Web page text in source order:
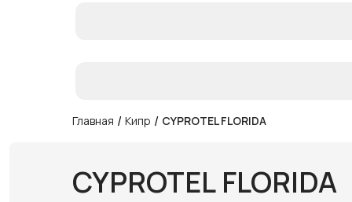
Главная / Кипр / CYPROTEL FLORIDA
CYPROTEL FLORIDA